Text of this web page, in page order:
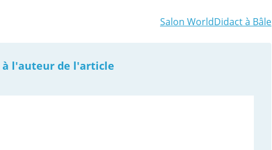
Salon WorldDidact à Bâle
à l'auteur de l'article